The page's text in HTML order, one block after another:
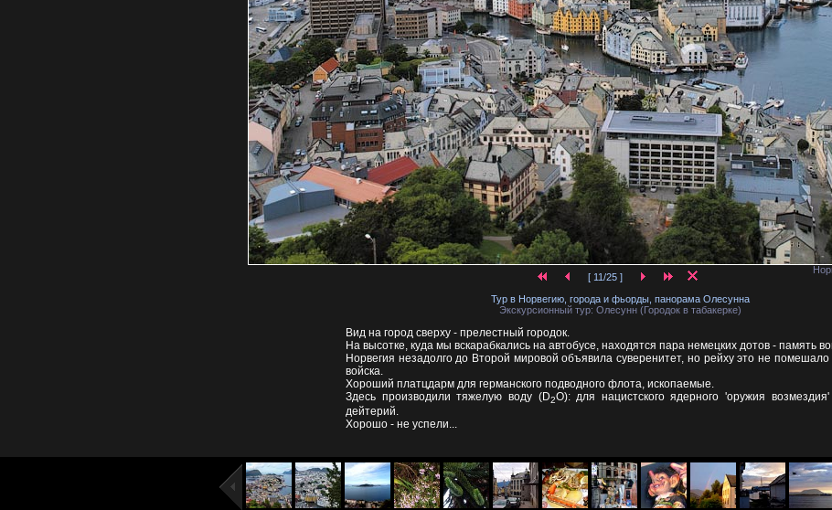
[ 11/25 ]
Тур в Норвегию, города и фьорды, панорама Олесунна
Экскурсионный тур: Олесунн (Городок в табакерке)
Вид на город сверху - прелестный городок.
На высотке, куда мы вскарабкались на автобусе, находятся пара немецких дотов - память
Норвегия незадолго до Второй мировой объявила суверенитет, но рейху это не помешало
войска.
Хороший платцдарм для германского подводного флота, ископаемые.
Здесь производили тяжелую воду (D2O): для нацистского ядерного 'оружия
дейтерий.
Хорошо - не успели...